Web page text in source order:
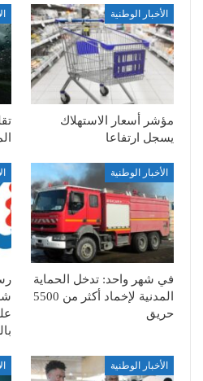
الأخبار الوطنية
مؤشر أسعار الاستهلاك
يسجل ارتفاعا
الأخبار الوطنية
في شهر واحد: تدخل الحماية
المدنية لإخماد أكثر من 5500
حريق
الأخبار الوطنية